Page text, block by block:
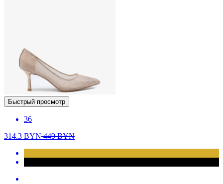
Быстрый просмотр
36
314.3 BYN449BYN